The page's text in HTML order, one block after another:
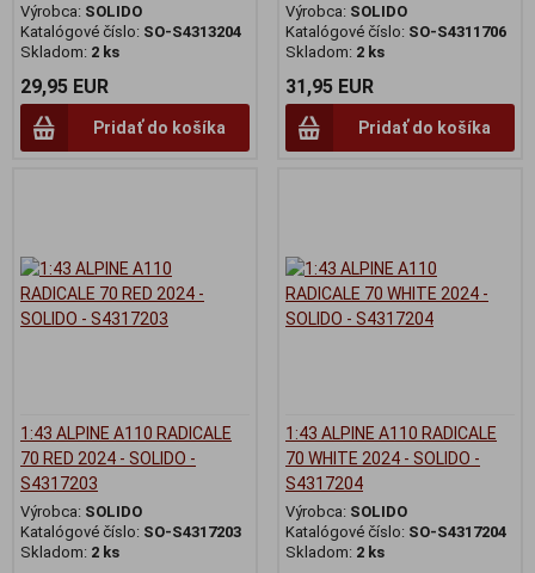
Výrobca: SOLIDO
Katalógové číslo: SO-S4313204
Skladom: 2 ks
29,95 EUR
Pridať do košíka
Výrobca: SOLIDO
Katalógové číslo: SO-S4311706
Skladom: 2 ks
31,95 EUR
Pridať do košíka
1:43 ALPINE A110 RADICALE
70 RED 2024 - SOLIDO -
S4317203
Výrobca: SOLIDO
Katalógové číslo: SO-S4317203
Skladom: 2 ks
1:43 ALPINE A110 RADICALE
70 WHITE 2024 - SOLIDO -
S4317204
Výrobca: SOLIDO
Katalógové číslo: SO-S4317204
Skladom: 2 ks